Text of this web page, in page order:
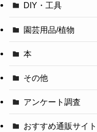
DIY・工具
園芸用品/植物
本
その他
アンケート調査
おすすめ通販サイト